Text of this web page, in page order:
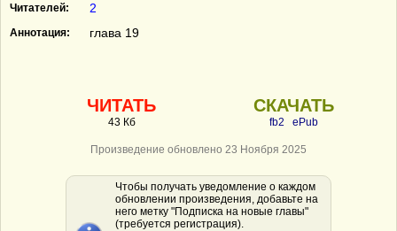
Читателей: 2
Аннотация: глава 19
ЧИТАТЬ
43 Кб
СКАЧАТЬ
fb2 ePub
Произведение обновлено 23 Ноября 2025
Чтобы получать уведомление о каждом
обновлении произведения, добавьте на
него метку "Подписка на новые главы"
(требуется регистрация).